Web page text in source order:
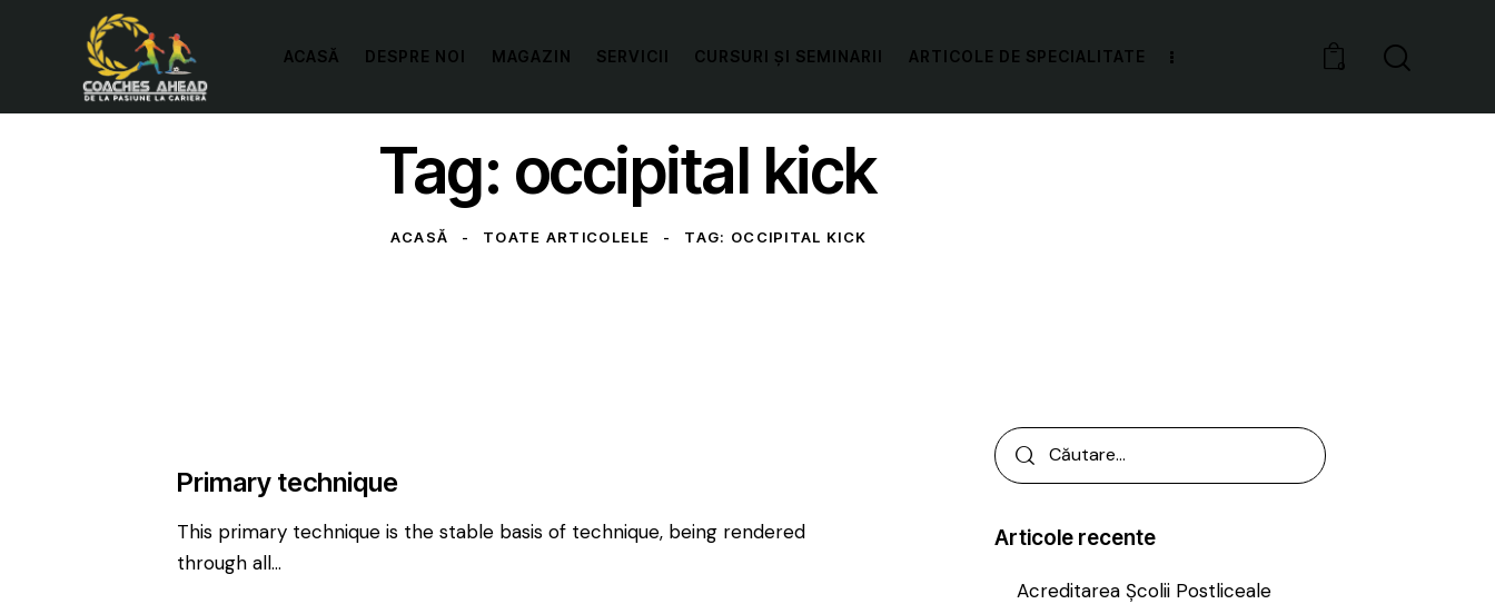
ACASĂ DESPRE NOI MAGAZIN SERVICII CURSURI ȘI SEMINARII ARTICOLE DE SPECIALITATE
0
Tag: occipital kick
ACASĂ TOATE ARTICOLELE TAG: OCCIPITAL KICK
Primary technique
This primary technique is the stable basis of technique, being rendered
through all…
Articole recente
Acreditarea Școlii Postliceale